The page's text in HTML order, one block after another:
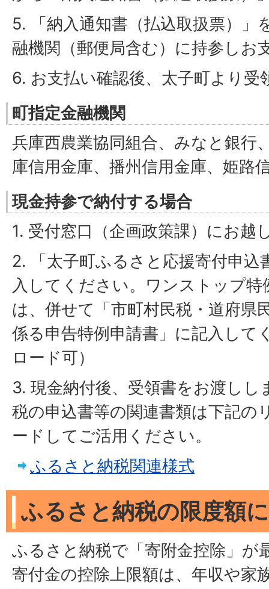
5. 「納入通知書（払込取扱票）」
融機関（郵便局含む）に持参しお
6. お支払い確認後、太子町より
町指定金融機関
兵庫西農業協同組合、みなと銀行
庫信用金庫、播州信用金庫、姫路
現金持参で納付する場合
1. 受付窓口（企画政策課）にお越
2. 「太子町ふるさと応援寄付申込
入してください。ワンストップ特
は、併せて「市町村民税・道府県
係る申告特例申請書」に記入して
ロード可）
3. 現金納付後、受領書をお渡し
税の申込書等の関連書類は下記の
ードしてご活用ください。
ふるさと納税関連様式
ふるさと納税の限度額
ふるさと納税で「寄附金控除」が
寄付金の控除上限額は、年収や家